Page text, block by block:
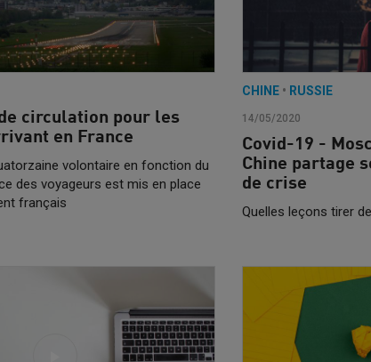
circulation pour les
en France
volontaire en fonction du
des voyageurs est mis en place
français
CHINE • RUSSIE
14/05/2020
Covid-19 -
Chine partage
de crise
Quelles leçons tirer